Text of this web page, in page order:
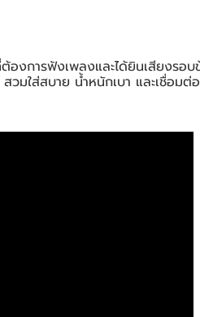
รฟังเพลงและได้ยินเสียงรอบข้า
วมใส่สบาย น้ำหนักเบา และเชื่อม